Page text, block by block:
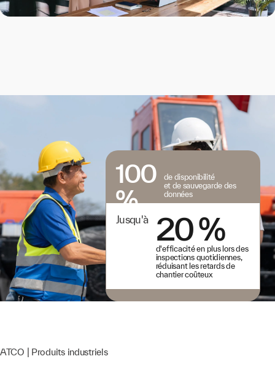
100
%
de disponibilité
et de sauvegarde des
données
Jusqu'à 20 %
d'efficacité en plus lors des
inspections quotidiennes,
réduisant les retards de
chantier coûteux
ATCO | Produits industriels